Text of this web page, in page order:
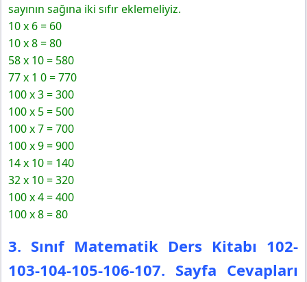
sayının sağına iki sıfır eklemeliyiz.
10 x 6 = 60
10 x 8 = 80
58 x 10 = 580
77 x 1 0 = 770
100 x 3 = 300
100 x 5 = 500
100 x 7 = 700
100 x 9 = 900
14 x 10 = 140
32 x 10 = 320
100 x 4 = 400
100 x 8 = 80
3. Sınıf Matematik Ders Kitabı 102-
103-104-105-106-107. Sayfa Cevapları